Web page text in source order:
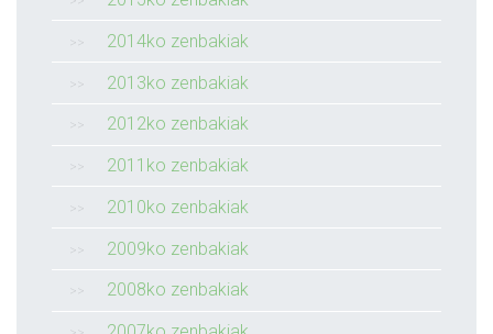
2014ko zenbakiak
2013ko zenbakiak
2012ko zenbakiak
2011ko zenbakiak
2010ko zenbakiak
2009ko zenbakiak
2008ko zenbakiak